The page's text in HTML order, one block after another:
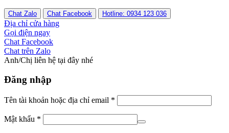
Chat Zalo Chat Facebook Hotline: 0934 123 036
Địa chỉ cửa hàng
Gọi điện ngay
Chat Facebook
Chat trên Zalo
Anh/Chị liên hệ tại đây nhé
Đăng nhập
Tên tài khoản hoặc địa chỉ email *
Mật khẩu *